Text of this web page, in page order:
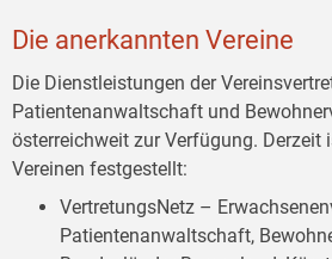
Die anerkannten Vereine
Die Dienstleistungen der
Patientenanwaltschaft und
österreichweit zur Verfügung. Derzeit
Vereinen festgestellt:
VertretungsNetz –
Patientenanwaltschaft,